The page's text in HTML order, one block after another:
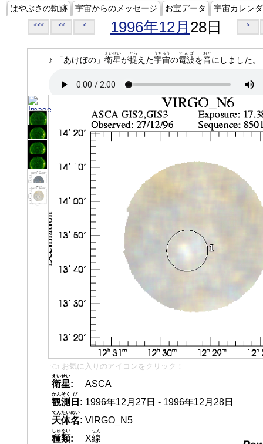
はやぶさの軌跡 宇宙からのメッセージ お宝データ 宇宙カレン
<<< << < 1996年12月 28日 >
♪ 「あけぼの」 衛星
えいせい
が捉
とら
えた宇宙
うちゅう
の電波
でんぱ
を音
おと
にしました。
👈 お気に入りのアイコンをクリック！
衛星
えいせい
:
ASCA
観測
かんそく
日
び
: 1996年12月27日 - 1996年12月28日
天体名
てんたいめい
: VIRGO_N5
種類
しゅるい
: X線
せん